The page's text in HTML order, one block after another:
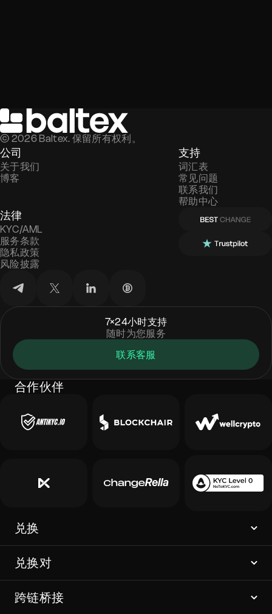
© 2026 Baltex. 保留所有权利。
公司
关于我们
博客
支持
词汇表
常见问题
联系我们
帮助中心
法律
KYC/AML
服务条款
隐私政策
风险披露
7×24小时支持
随时为您服务
联系客服
合作伙伴
兑换
兑换对
跨链桥接